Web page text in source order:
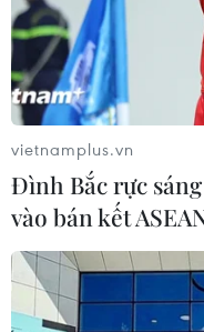
#Cảnh báo cháy rừng
vietnamplus.vn
Đình Bắc rực
vào bán kết